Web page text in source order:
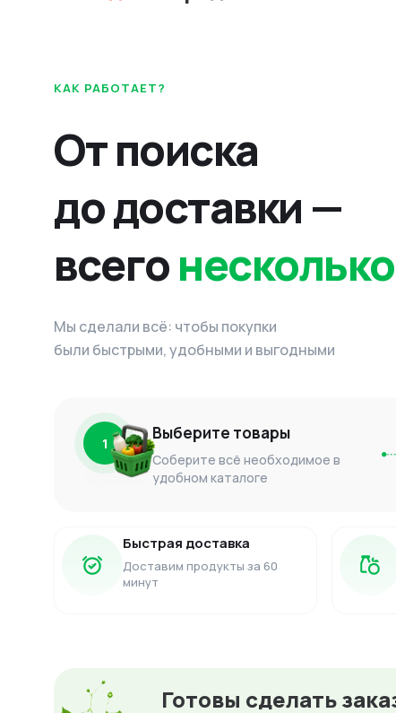
КАК РАБОТАЕТ?
От поиска
до доставки —
всего
Мы сделали всё: чтобы покупки
были быстрыми, удобными и выгодными
1 Выберите товары
Соберите всё необходимое в
удобном каталоге
Быстрая доставка
Доставим продукты за 60
минут
Готовы сделать